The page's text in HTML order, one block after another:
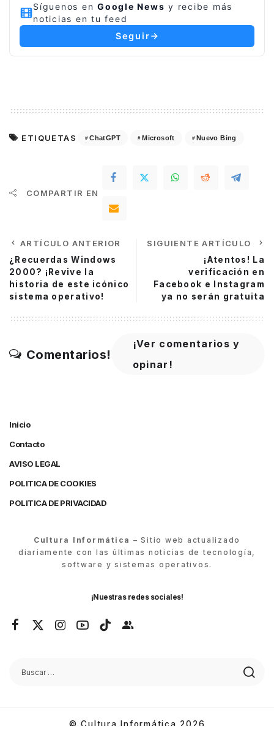
Síguenos en Google News y recibe más
noticias en tu feed
Seguir
ETIQUETAS ChatGPT Microsoft Nuevo Bing
COMPARTIR EN
ARTÍCULO ANTERIOR
¿Recuerdas Windows
2000? ¡Revive la
historia de este icónico
sistema operativo!
SIGUIENTE ARTÍCULO
¡Atentos! La
verificación en
Facebook e Instagram
ya no serán gratuita
Comentarios!
¡Ver comentarios y
opinar!
Inicio
Contacto
AVISO LEGAL
POLITICA DE COOKIES
POLITICA DE PRIVACIDAD
Cultura Informática – Sitio web actualizado
diariamente con las últimas noticias de tecnología,
software y sistemas operativos.
¡Nuestras redes sociales!
© Cultura Informática 2026